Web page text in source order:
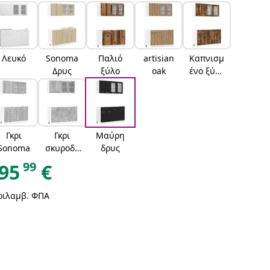
Λευκό
Sonoma
Δρυς
Παλιό
ξύλο
artisian
oak
Καπνισμ
ένο ξύλο
Γκρι
Γκρι
σκυροδέ
Μαύρη
δρυς
99 €
ΦΠΑ